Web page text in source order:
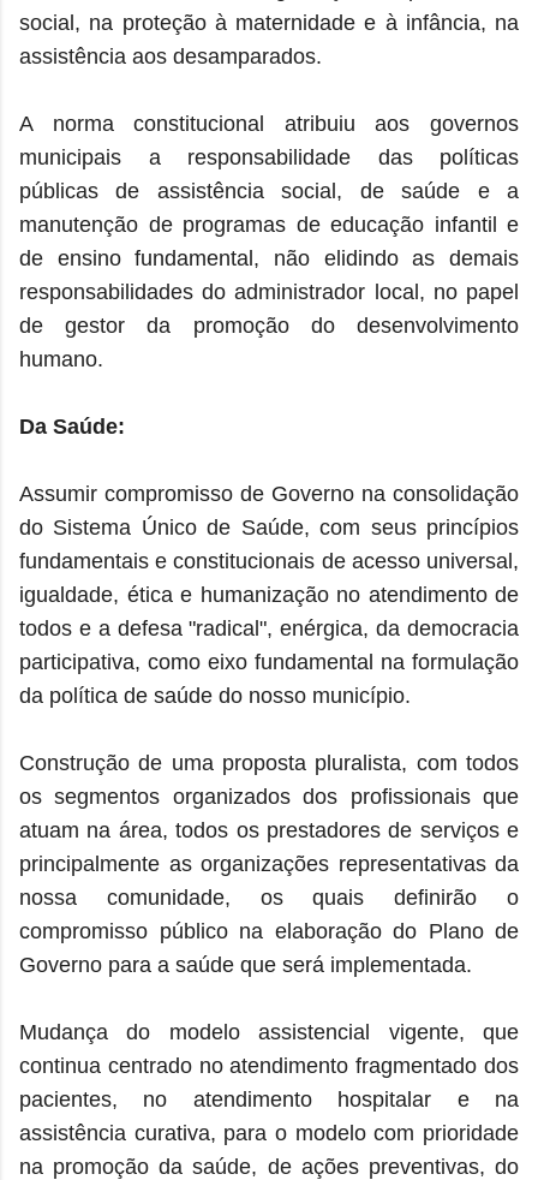
social, na proteção à maternidade e à infância, na
assistência aos desamparados.
A norma constitucional atribuiu aos governos
municipais a responsabilidade das políticas
públicas de assistência social, de saúde e a
manutenção de programas de educação infantil e
de ensino fundamental, não elidindo as demais
responsabilidades do administrador local, no papel
de gestor da promoção do desenvolvimento
humano.
Da Saúde:
Assumir compromisso de Governo na consolidação
do Sistema Único de Saúde, com seus princípios
fundamentais e constitucionais de acesso universal,
igualdade, ética e humanização no atendimento de
todos e a defesa "radical", enérgica, da democracia
participativa, como eixo fundamental na formulação
da política de saúde do nosso município.
Construção de uma proposta pluralista, com todos
os segmentos organizados dos profissionais que
atuam na área, todos os prestadores de serviços e
principalmente as organizações representativas da
nossa comunidade, os quais definirão o
compromisso público na elaboração do Plano de
Governo para a saúde que será implementada.
Mudança do modelo assistencial vigente, que
continua centrado no atendimento fragmentado dos
pacientes, no atendimento hospitalar e na
assistência curativa, para o modelo com prioridade
na promoção da saúde, de ações preventivas, do